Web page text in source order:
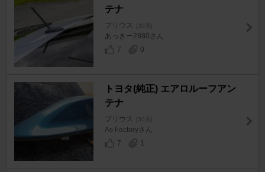
テナ
プリウス [30系]
あっきー2880さん
7
0
トヨタ(純正) エアロルーフアン
テナ
プリウス [30系]
As Factoryさん
7
1